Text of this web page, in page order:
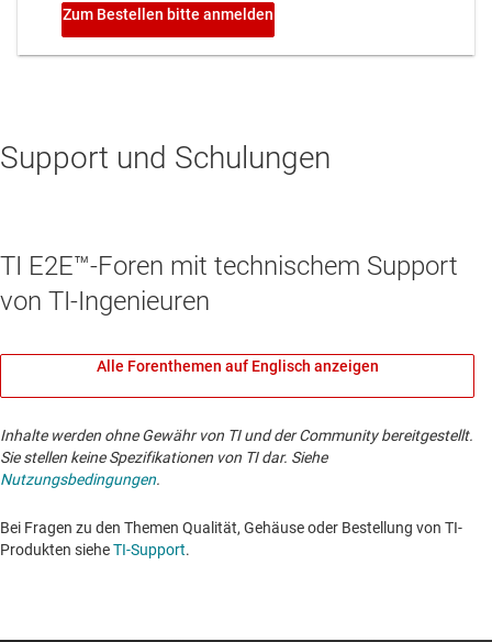
Support und Schulungen
TI E2E™-Foren mit technischem Support
von TI-Ingenieuren
Alle Forenthemen auf Englisch anzeigen
Inhalte werden ohne Gewähr von TI und der Community bereitgestellt.
Sie stellen keine Spezifikationen von TI dar. Siehe
Nutzungsbedingungen.
Bei Fragen zu den Themen Qualität, Gehäuse oder Bestellung von TI-
Produkten sieheTI-Support. ​​​​​​​​​​​​​​